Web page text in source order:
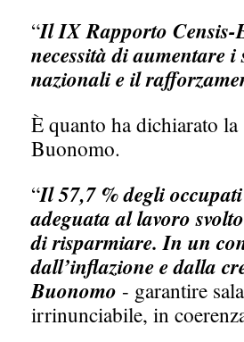
“Il IX Rapporto Censis-
necessità di aumentare
nazionali e il
È quanto ha dichiarato
Buonomo.
“Il 57,7 % degli
adeguata al lavoro
di risparmiare. In un
dall’inflazione e dalla
Buonomo - garantire
irrinunciabile, in